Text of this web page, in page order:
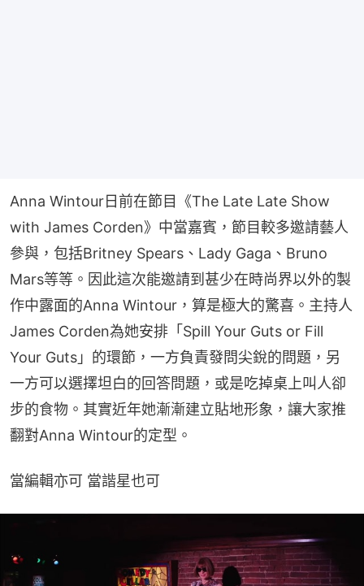
Anna Wintour日前在節目《The Late Late Show
with James Corden》中當嘉賓，節目較多邀請藝人
參與，包括Britney Spears、Lady Gaga、Bruno
Mars等等。因此這次能邀請到甚少在時尚界以外的製
作中露面的Anna Wintour，算是極大的驚喜。主持人
James Corden為她安排「Spill Your Guts or Fill
Your Guts」的環節，一方負責發問尖銳的問題，另
一方可以選擇坦白的回答問題，或是吃掉桌上叫人卻
步的食物。其實近年她漸漸建立貼地形象，讓大家推
翻對Anna Wintour的定型。
當編輯亦可 當諧星也可